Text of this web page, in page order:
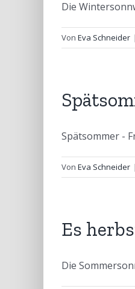
Die
Von Eva Schneider |
Spätsommer -
Von Eva Schneider |
Es
Die